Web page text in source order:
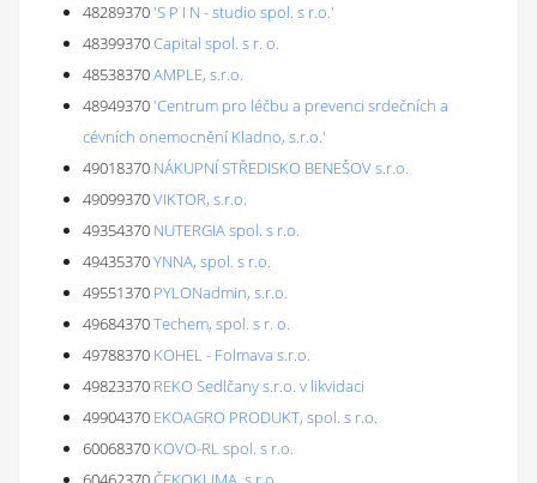
48289370'S P I N - studio spol. s r.o.'
48399370Capital spol. s r. o.
48538370AMPLE, s.r.o.
48949370'Centrum pro léčbu a prevenci srdečních a
cévních onemocnění Kladno, s.r.o.'
49018370 NÁKUPNÍ STŘEDISKO BENEŠOV s.r.o.
49099370VIKTOR, s.r.o.
49354370 NUTERGIA spol. s r.o.
49435370YNNA, spol. s r.o.
49551370 PYLONadmin, s.r.o.
49684370Techem, spol. s r. o.
49788370 KOHEL - Folmava s.r.o.
49823370 REKO Sedlčany s.r.o. v likvidaci
49904370 EKOAGRO PRODUKT, spol. s r.o.
60068370 KOVO-RL spol. s r.o.